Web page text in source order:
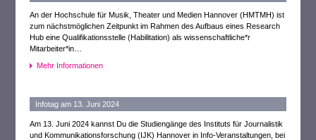
An der Hochschule für Musik, Theater und Medien Hannover (HMTMH) ist
zum nächstmöglichen Zeitpunkt im Rahmen des Aufbaus eines Research
Hub eine Qualifikationsstelle (Habilitation) als wissenschaftliche*r
Mitarbeiter*in…
Mehr Informationen
Infotag am 13. Juni 2024
Am 13. Juni 2024 kannst Du die Studiengänge des Instituts für Journalistik
und Kommunikationsforschung (IJK) Hannover in Info-Veranstaltungen, bei